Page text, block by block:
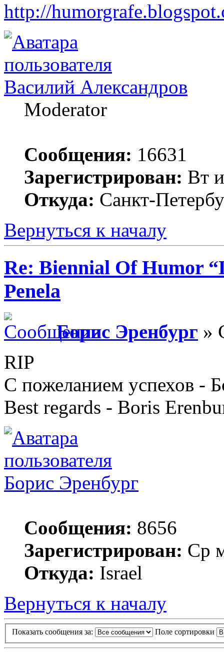
http://
Василий Александров
Moderator
Сообщения: 16631
Зарегистрирован: Вт
Откуда: Санкт-
Вернуться к началу
Re: Biennial Of Humor
Penela
Борис Эренбург »
RIP
С пожеланием успехов -
Best regards - Boris
Борис Эренбург
Сообщения: 8656
Зарегистрирован: Ср
Откуда: Israel
Вернуться к началу
Показать сообщения за: Поле сортировки